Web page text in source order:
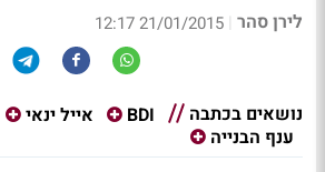
לירן סהר |
21/01/2015 12:17
נושאים בכתבה BDI אייל ינאי
ענף הבנייה